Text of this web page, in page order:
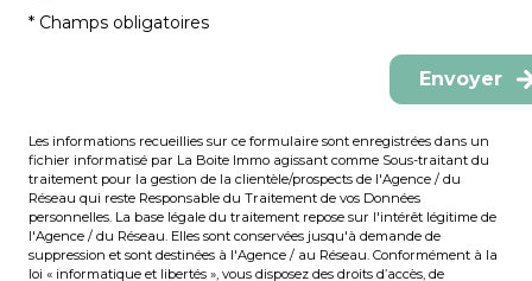
* Champs obligatoires
Envoyer
Les informations recueillies sur ce formulaire sont enregistrées dans un
fichier informatisé par La Boite Immo agissant comme Sous-traitant du
traitement pour la gestion de la clientèle/prospects de l'Agence / du
Réseau qui reste Responsable du Traitement de vos Données
personnelles. La base légale du traitement repose sur l'intérêt légitime de
l'Agence / du Réseau. Elles sont conservées jusqu'à demande de
suppression et sont destinées à l'Agence / au Réseau. Conformément à la
loi « informatique et libertés », vous disposez des droits d’accès, de